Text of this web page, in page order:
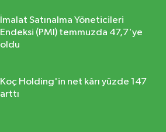
İmalat Satınalma Yöneticileri
Endeksi (PMI) temmuzda 47,7'ye
oldu
Koç Holding'in net kârı yüzde 147
arttı